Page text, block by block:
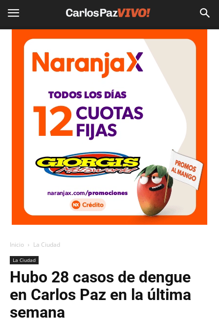
Inicio La Ciudad
La Ciudad
Hubo 28 casos de dengue
en Carlos Paz en la última
semana